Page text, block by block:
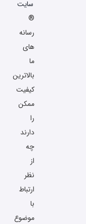
سایت
®
رسانه
های
ما
بالاترین
کیفیت
ممکن
را
دارند
چه
از
نظر
ارتباط
با
موضوع